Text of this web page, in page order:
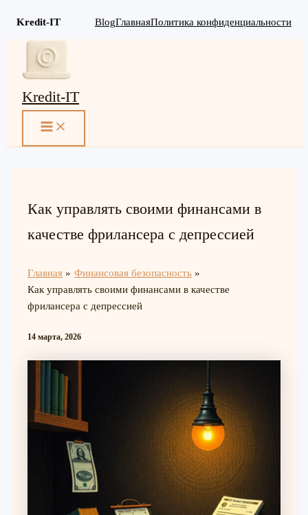
Kredit-IT BlogГлавнаяПолитика конфиденциальности
Перейти
содержимому
Kredit-IT
MAIN
Как управлять своими финансами в
качестве фрилансера с депрессией
Главная
Финансовая безопасность
Как управлять своими финансами в качестве
фрилансера с депрессией
14 марта, 2026